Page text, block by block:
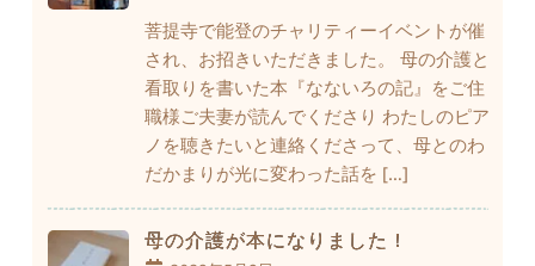
菩提寺で能登のチャリティーイベントが催
され、お招きいただきました。 母の介護と
看取りを書いた本『なないろの記』をご住
職様ご夫妻が読んでくださり わたしのピア
ノを聴きたいと連絡くださって、母とのわ
だかまりが光に変わった話を […]
母の介護が本になりました！